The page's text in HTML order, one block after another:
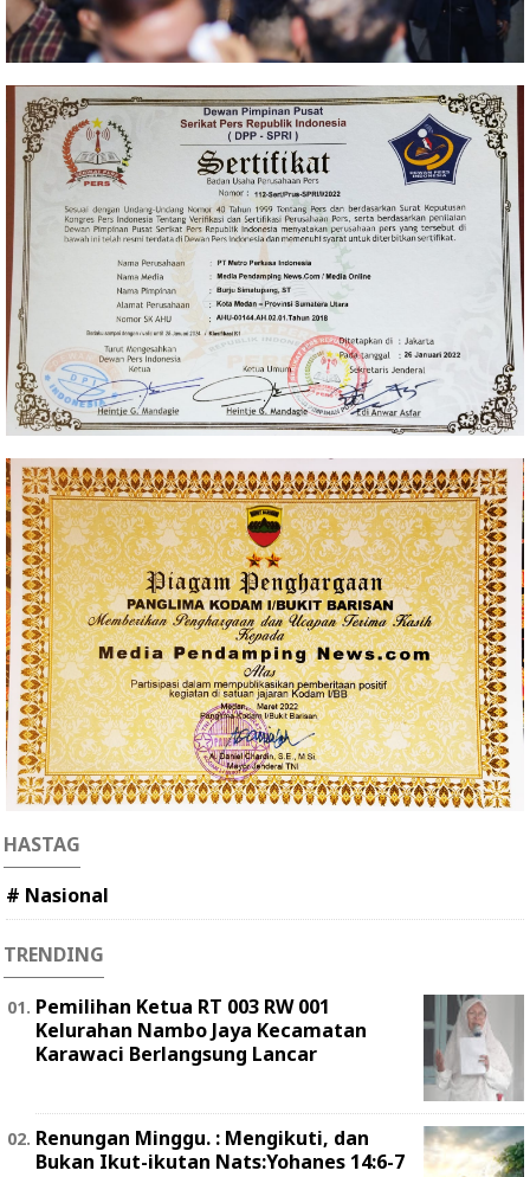
HASTAG
# Nasional
TRENDING
Pemilihan Ketua RT 003 RW 001
Kelurahan Nambo Jaya Kecamatan
Karawaci Berlangsung Lancar
Renungan Minggu. : Mengikuti, dan
Bukan Ikut-ikutan Nats:Yohanes 14:6-7